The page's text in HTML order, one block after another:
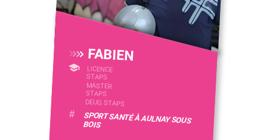
FABIEN
LICENCE
STAPS
MASTER
STAPS
DEUG STAPS
# SPORT SANTÉ À AULNAY SOUS
BOIS